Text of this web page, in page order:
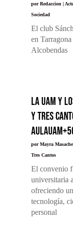
porRedaccion |
Sociedad
El club
en
Alcobendas
La UAM y
y Tres
porMayra Masache
Tres Cantos
El convenio
universitaria
ofreciendo
tecnología,
personal